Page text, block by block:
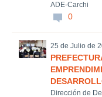
ADE-Carchi
0
25 de Julio de
Dirección de